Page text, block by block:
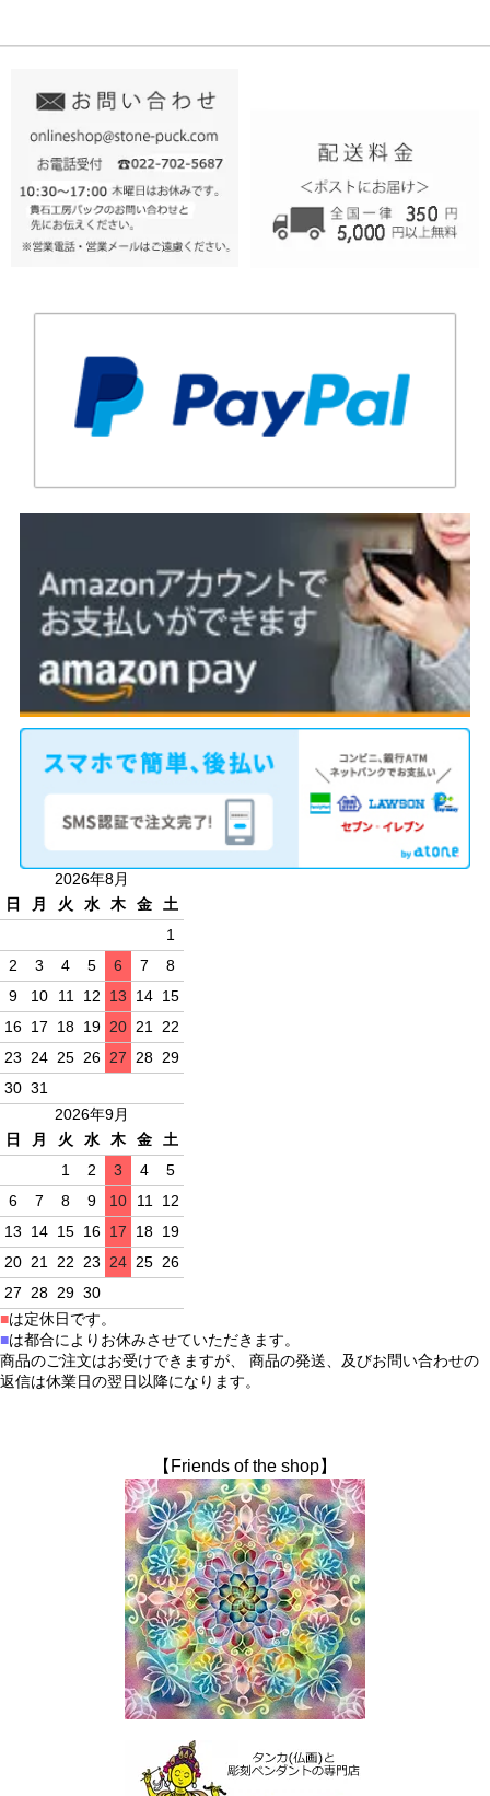
2026年8月
日
月 火 水 木 金
土
1
2
3 4 5 6 7
8
9
10 11 12 13 14 15
16 17 18 19 20 21
22
23
24 25 26 27 28 29
30 31
2026年9月
日
月 火 水 木 金
土
1
2 3 4
5
6
7 8 9 10 11
12
13
14 15 16 17 18 19
20 21 22 23 24 25 26
27
28 29 30
■は定休日です。
■は都合によりお休みさせていただきます。
商品のご注文はお受けできますが、 商品の発送、及びお問い合わせの
返信は休業日の翌日以降になります。
【Friends of the shop】